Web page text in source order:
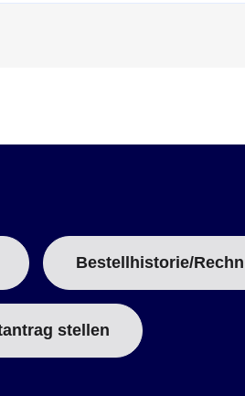
Bestellhistorie/
stellen